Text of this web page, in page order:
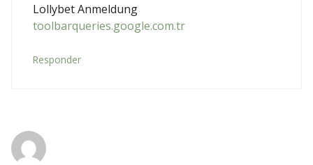
Lollybet Anmeldung
toolbarqueries.google.com.tr
Responder